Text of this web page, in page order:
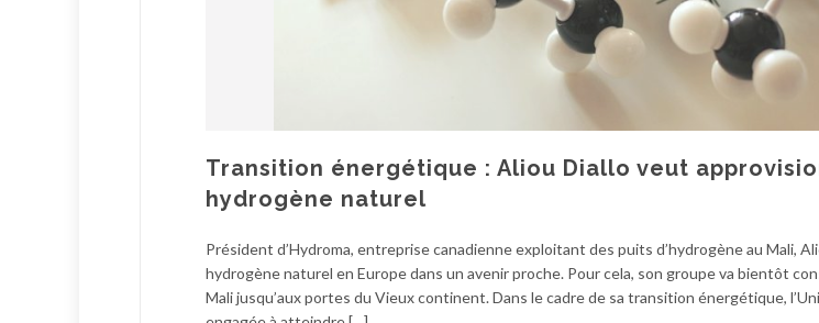
Transition énergétique : Aliou Diallo veut
hydrogène naturel
Président d’Hydroma, entreprise canadienne exploitant des puits d’hydrogène au Mali,
hydrogène naturel en Europe dans un avenir proche. Pour cela, son groupe va bientôt
Mali jusqu’aux portes du Vieux continent. Dans le cadre de sa transition énergétique,